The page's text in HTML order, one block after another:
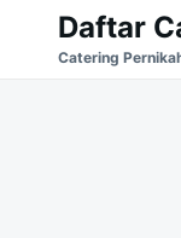
Search
for:
Daftar
Catering